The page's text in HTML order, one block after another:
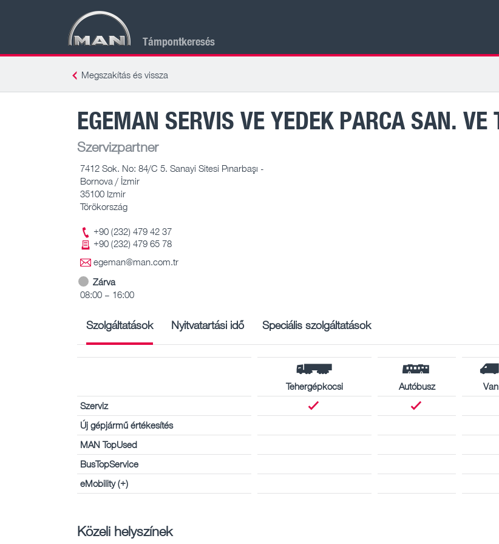
Támpontkeresés
Megszakítás és vissza
EGEMAN SERVIS VE YEDEK PARCA SAN. VE
Szervizpartner
7412 Sok. No: 84/C 5. Sanayi Sitesi Pınarbaşı -
Bornova / İzmir
35100 Izmir
Törökország
+90 (232) 479 42 37
+90 (232) 479 65 78
egeman@man.com.tr
Zárva
08:00 – 16:00
Szolgáltatások Nyitvatartási idő Speciális szolgáltatások
Tehergépkocsi Autóbusz Van
Szerviz
Új gépjármű értékesítés
MAN TopUsed
BusTopService
eMobility (+)
Közeli helyszínek